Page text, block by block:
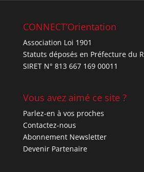
CONNECT’Orientation
Association Loi 1901
Statuts déposés en Préfecture du
SIRET N° 813 667 169 00011
Vous avez aimé ce site ?
Parlez-en à vos proches
Contactez-nous
Abonnement Newsletter
Devenir Partenaire